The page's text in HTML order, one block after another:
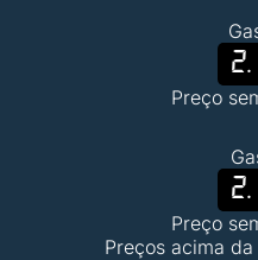
Preço
Preço
Preços acima